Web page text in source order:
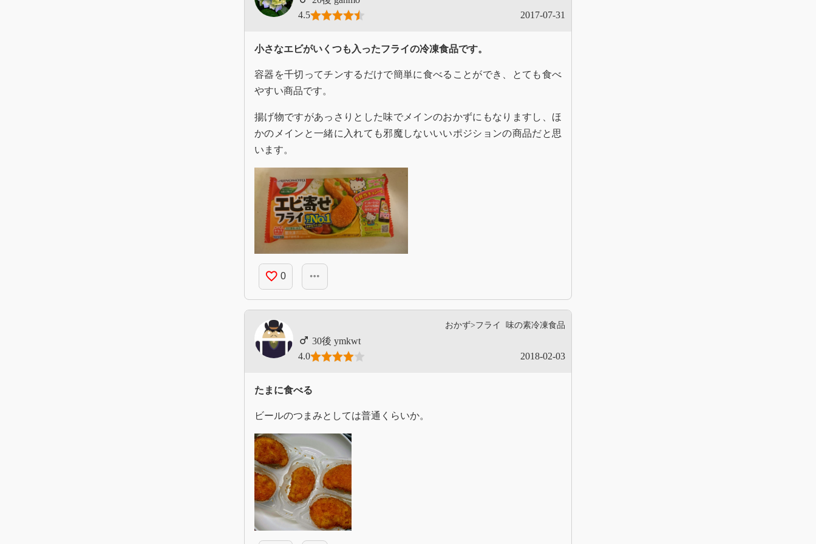
4.5
2017-07-31
小さなエビがいくつも入ったフライの冷凍食品です。
容器を千切ってチンするだけで簡単に食べることができ、とても食べ
やすい商品です。
揚げ物ですがあっさりとした味でメインのおかずにもなりますし、ほ
かのメインと一緒に入れても邪魔しないいいポジションの商品だと思
います。
favorite_border 0 more_horiz
おかず>フライ 味の素冷凍食品
ymkwt
4.0
2018-02-03
たまに食べる
ビールのつまみとしては普通くらいか。